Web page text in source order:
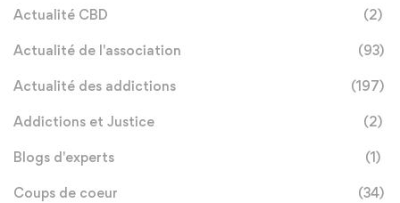
Actualité CBD (2)
Actualité de l'association (93)
Actualité des addictions (197)
Addictions et Justice (2)
Blogs d'experts (1)
Coups de coeur (34)